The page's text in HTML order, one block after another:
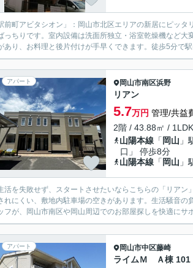
前町アビタシオン」：岡山市北区エリアの新居にピッ
っちりです。室内設備は洗面所独立・浴室乾燥機など
あり、お料理と後片付けが手早くできます。徒歩5分で
アパート 岡山市南区浜野
リアン
5.7万円 管理/共益
2階 / 43.88㎡ /
山陽本線 「 岡山 」
口」 停歩8分
山陽本線 「 岡山 」
活を失敗せず、スタートさせたいならこちらの「リア
れにくい、敷地内駐車場の空きがあります。生活騒音
フが、岡山市南区や岡山周辺でのお部屋探しを快適にサ
アパート 岡山市中区藤崎
ライムＭ Ａ棟 101